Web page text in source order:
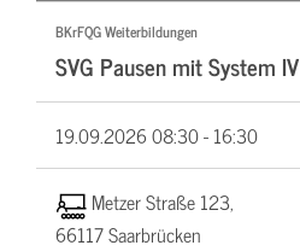
BKrFQG Weiterbildungen
SVG Pausen mit System IV
19.09.202608:30 - 16:30
Metzer Straße 123,
66117 Saarbrücken